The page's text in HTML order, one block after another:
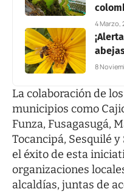
4 Marzo,
8
La colaboración de
municipios como
Funza, Fusagasugá,
Tocancipá, Sesquilé
el éxito de esta
organizaciones
alcaldías, juntas de